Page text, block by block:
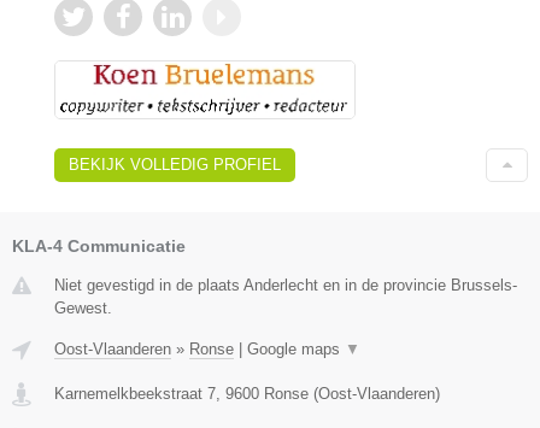
BEKIJK VOLLEDIG PROFIEL
KLA-4 Communicatie
Niet gevestigd in de plaats Anderlecht en in de provincie Brussels-
Gewest.
Oost-Vlaanderen » Ronse Google maps ▼
Karnemelkbeekstraat 7, 9600 Ronse (Oost-Vlaanderen)